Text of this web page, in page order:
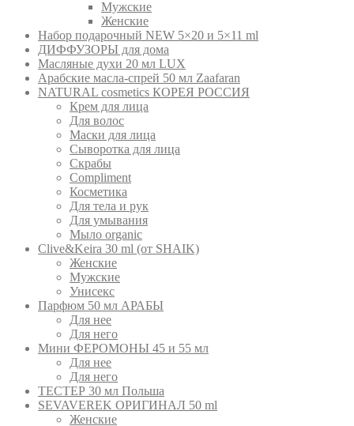
Мужские
Женские
Набор подарочный NEW 5×20 и 5×11 ml
ДИФФУЗОРЫ для дома
Масляные духи 20 мл LUX
Арабские масла-спрей 50 мл Zaafaran
NATURAL cosmetics КОРЕЯ РОССИЯ
Крем для лица
Для волос
Маски для лица
Сыворотка для лица
Скрабы
Compliment
Косметика
Для тела и рук
Для умывания
Мыло organic
Clive&Keira 30 ml (от SHAIK)
Женские
Мужские
Унисекс
Парфюм 50 мл АРАБЫ
Для нее
Для него
Мини ФЕРОМОНЫ 45 и 55 мл
Для нее
Для него
ТЕСТЕР 30 мл Польша
SEVAVEREK ОРИГИНАЛ 50 ml
Женские